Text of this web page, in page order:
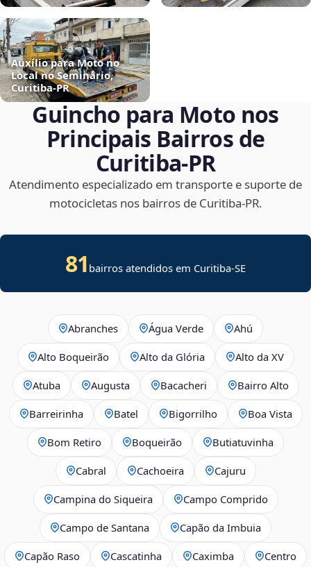
Auxílio para Moto no
Local no Seminário,
Curitiba‑PR
Guincho para Moto nos
Principais Bairros de
Curitiba‑PR
Atendimento especializado em transporte e suporte de
motocicletas nos bairros de Curitiba‑PR.
81 bairros atendidos em Curitiba-SE
Abranches Água Verde Ahú
Alto Boqueirão Alto da Glória Alto da XV
Atuba Augusta Bacacheri Bairro Alto
Barreirinha Batel Bigorrilho Boa Vista
Bom Retiro Boqueirão Butiatuvinha
Cabral Cachoeira Cajuru
Campina do Siqueira Campo Comprido
Campo de Santana Capão da Imbuia
Capão Raso Cascatinha Caximba Centro